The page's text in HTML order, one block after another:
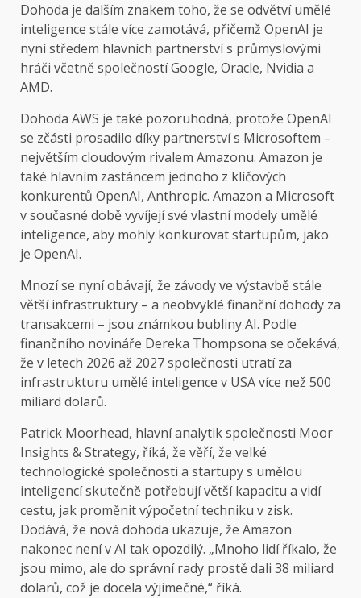
Dohoda je dalším znakem toho, že se odvětví umělé
inteligence stále více zamotává, přičemž OpenAI je
nyní středem hlavních partnerství s průmyslovými
hráči včetně společností Google, Oracle, Nvidia a
AMD.
Dohoda AWS je také pozoruhodná, protože OpenAI
se zčásti prosadilo díky partnerství s Microsoftem –
největším cloudovým rivalem Amazonu. Amazon je
také hlavním zastáncem jednoho z klíčových
konkurentů OpenAI, Anthropic. Amazon a Microsoft
v současné době vyvíjejí své vlastní modely umělé
inteligence, aby mohly konkurovat startupům, jako
je OpenAI.
Mnozí se nyní obávají, že závody ve výstavbě stále
větší infrastruktury – a neobvyklé finanční dohody za
transakcemi – jsou známkou bubliny AI. Podle
finančního novináře Dereka Thompsona se očekává,
že v letech 2026 až 2027 společnosti utratí za
infrastrukturu umělé inteligence v USA více než 500
miliard dolarů.
Patrick Moorhead, hlavní analytik společnosti Moor
Insights & Strategy, říká, že věří, že velké
technologické společnosti a startupy s umělou
inteligencí skutečně potřebují větší kapacitu a vidí
cestu, jak proměnit výpočetní techniku ​​v zisk.
Dodává, že nová dohoda ukazuje, že Amazon
nakonec není v AI tak opozdilý. „Mnoho lidí říkalo, že
jsou mimo, ale do správní rady prostě dali 38 miliard
dolarů, což je docela výjimečné,“ říká.